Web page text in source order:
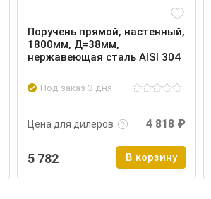
Поручень прямой, настенный,
1800мм, Д=38мм,
нержавеющая сталь AISI 304
Под заказ 3 дня
Цена для дилеров
Подробнее Войти
4 818 ₽
5 782 В корзину